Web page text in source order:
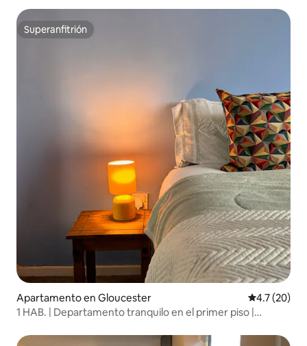
Superanfitrión
Superanfitrión
Apartamento en Gloucester Calificación
4.7 (20)
1 HAB. | Departamento tranquilo en el primer piso |